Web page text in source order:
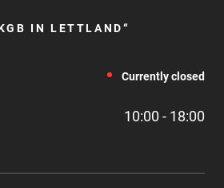
IN LETTLAND“
Currently closed
10:00 - 18:00